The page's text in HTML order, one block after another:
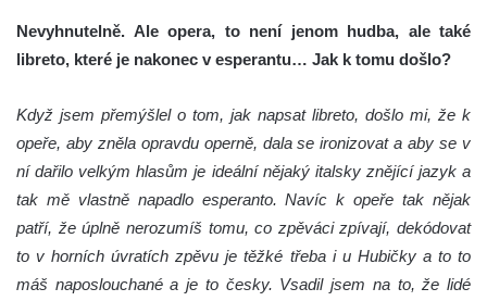
Nevyhnutelně. Ale opera, to není jenom hudba, ale také
libreto, které je nakonec v esperantu… Jak k tomu došlo?
Když jsem přemýšlel o tom, jak napsat libreto, došlo mi, že k
opeře, aby zněla opravdu operně, dala se ironizovat a aby se v
ní dařilo velkým hlasům je ideální nějaký italsky znějící jazyk a
tak mě vlastně napadlo esperanto. Navíc k opeře tak nějak
patří, že úplně nerozumíš tomu, co zpěváci zpívají, dekódovat
to v horních úvratích zpěvu je těžké třeba i u Hubičky a to to
máš naposlouchané a je to česky. Vsadil jsem na to, že lidé